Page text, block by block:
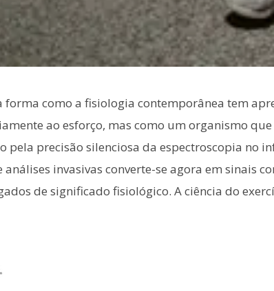
como a fisiologia contemporânea tem
ao esforço, mas como um organismo que
precisão silenciosa da espectroscopia no
invasivas converte-se agora em sinais
de significado fisiológico. A ciência do